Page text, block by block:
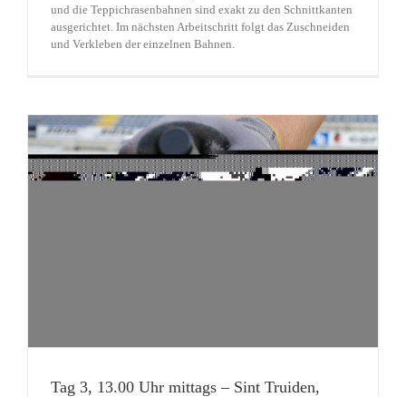
und die Teppichrasenbahnen sind exakt zu den Schnittkanten
ausgerichtet. Im nächsten Arbeitschritt folgt das Zuschneiden
und Verkleben der einzelnen Bahnen.
Tag 3, 13.00 Uhr mittags – Sint Truiden,